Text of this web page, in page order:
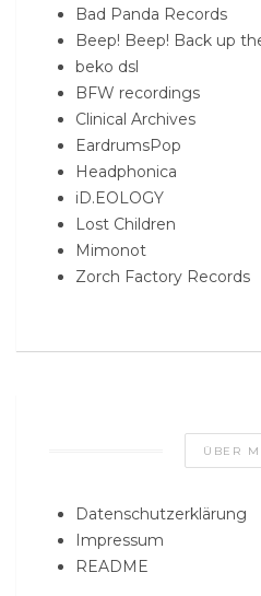
Bad Panda Records
Beep! Beep! Back up
beko dsl
BFW recordings
Clinical Archives
EardrumsPop
Headphonica
iD.EOLOGY
Lost Children
Mimonot
Zorch Factory Records
ÜBER
Datenschutzerklärung
Impressum
README